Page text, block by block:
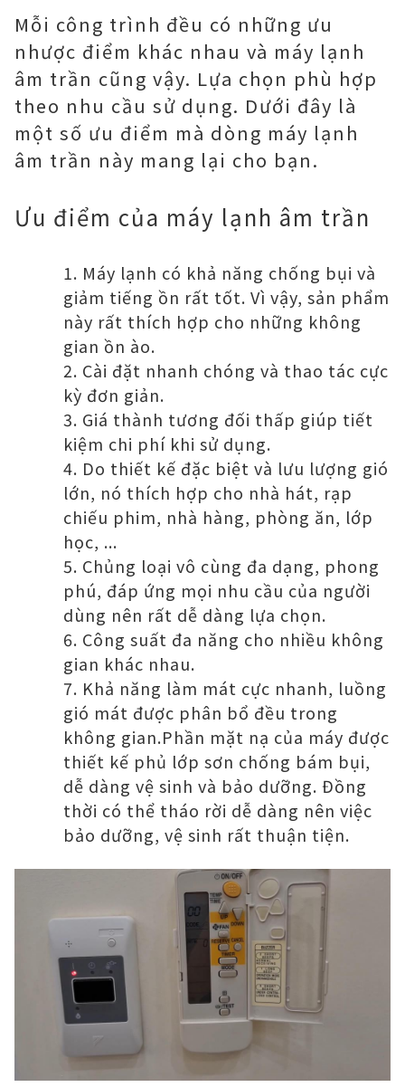
Mỗi công trình đều có những ưu
nhược điểm khác nhau và máy lạnh
âm trần cũng vậy. Lựa chọn phù hợp
theo nhu cầu sử dụng. Dưới đây là
một số ưu điểm mà dòng máy lạnh
âm trần này mang lại cho bạn.
Ưu điểm của máy lạnh âm trần
Máy lạnh có khả năng chống bụi và
giảm tiếng ồn rất tốt. Vì vậy, sản phẩm
này rất thích hợp cho những không
gian ồn ào.
Cài đặt nhanh chóng và thao tác cực
kỳ đơn giản.
Giá thành tương đối thấp giúp tiết
kiệm chi phí khi sử dụng.
Do thiết kế đặc biệt và lưu lượng gió
lớn, nó thích hợp cho nhà hát, rạp
chiếu phim, nhà hàng, phòng ăn, lớp
học, ...
Chủng loại vô cùng đa dạng, phong
phú, đáp ứng mọi nhu cầu của người
dùng nên rất dễ dàng lựa chọn.
Công suất đa năng cho nhiều không
gian khác nhau.
Khả năng làm mát cực nhanh, luồng
gió mát được phân bổ đều trong
không gian.Phần mặt nạ của máy được
thiết kế phủ lớp sơn chống bám bụi,
dễ dàng vệ sinh và bảo dưỡng. Đồng
thời có thể tháo rời dễ dàng nên việc
bảo dưỡng, vệ sinh rất thuận tiện.